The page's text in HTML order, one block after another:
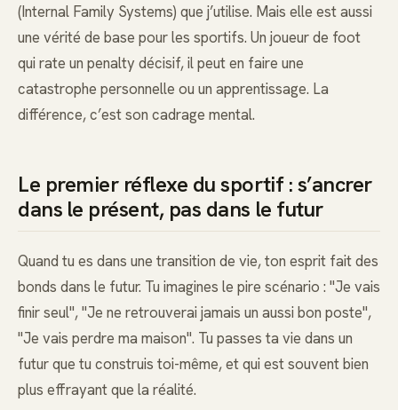
(Internal Family Systems) que j’utilise. Mais elle est aussi
une vérité de base pour les sportifs. Un joueur de foot
qui rate un penalty décisif, il peut en faire une
catastrophe personnelle ou un apprentissage. La
différence, c’est son cadrage mental.
Le premier réflexe du sportif : s’ancrer
dans le présent, pas dans le futur
Quand tu es dans une transition de vie, ton esprit fait des
bonds dans le futur. Tu imagines le pire scénario : "Je vais
finir seul", "Je ne retrouverai jamais un aussi bon poste",
"Je vais perdre ma maison". Tu passes ta vie dans un
futur que tu construis toi-même, et qui est souvent bien
plus effrayant que la réalité.